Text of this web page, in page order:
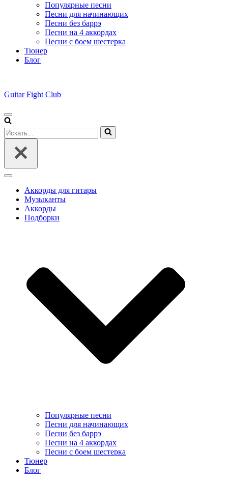
Популярные песни
Песни для начинающих
Песни без баррэ
Песни на 4 аккордах
Песни с боем шестерка
Тюнер
Блог
Guitar Fight Club
Меню
навигации
Искать...
Меню
навигацииАккорды для гитары
Музыканты
Аккорды
Подборки
Популярные песни
Песни для начинающих
Песни без баррэ
Песни на 4 аккордах
Песни с боем шестерка
Тюнер
Блог